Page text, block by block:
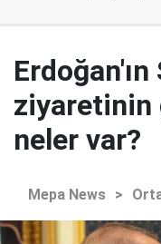
ziyaretinin
neler var?
Mepa News >